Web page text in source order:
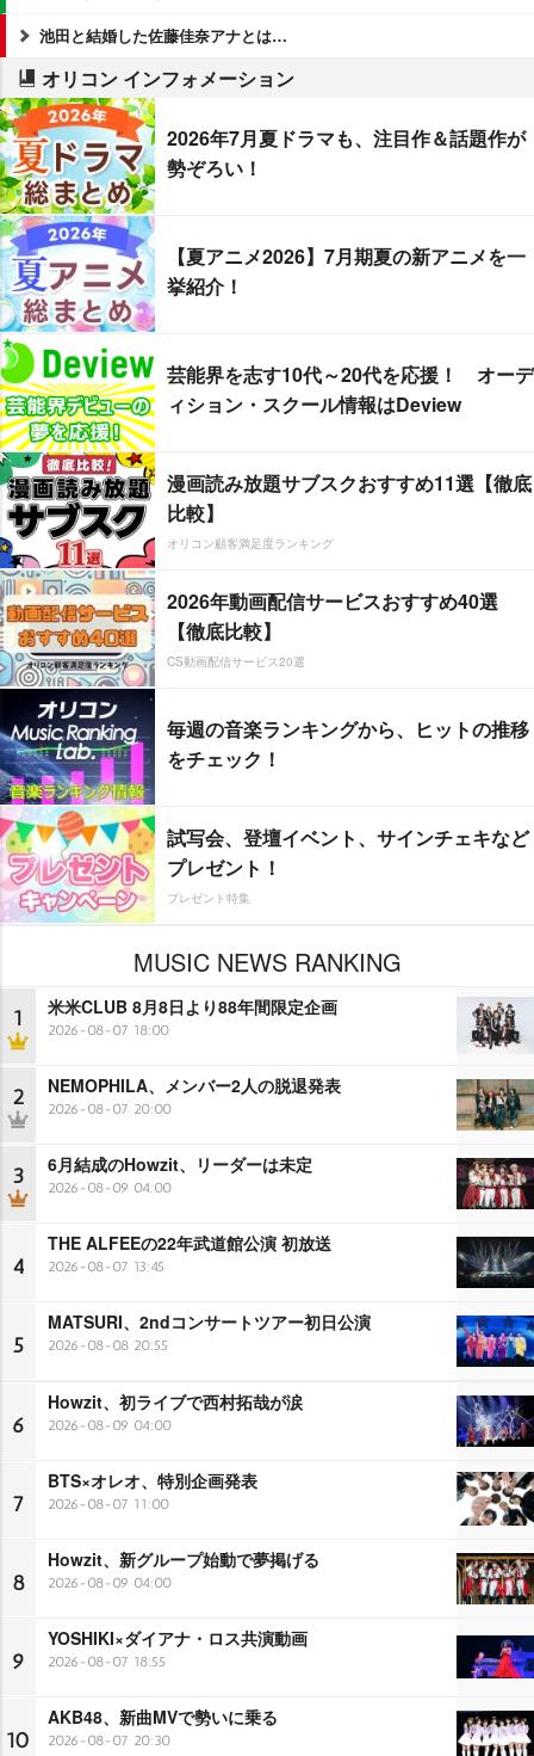
池田と結婚した佐藤佳奈アナとは…
オリコン インフォメーション
2026年7月夏ドラマも、注目作＆話題作が
勢ぞろい！
【夏アニメ2026】7月期夏の新アニメを一
挙紹介！
芸能界を志す10代～20代を応援！ オーデ
ィション・スクール情報はDeview
漫画読み放題サブスクおすすめ11選【徹底
比較】
オリコン顧客満足度ランキング
2026年動画配信サービスおすすめ40選
【徹底比較】
CS動画配信サービス20選
毎週の音楽ランキングから、ヒットの推移
をチェック！
試写会、登壇イベント、サインチェキなど
プレゼント！
プレゼント特集
MUSIC NEWS RANKING
1 米米CLUB 8月8日より88年間限定企画
2026-08-07 18:00
2 NEMOPHILA、メンバー2人の脱退発表
2026-08-07 20:00
3 6月結成のHowzit、リーダーは未定
2026-08-09 04:00
4
THE ALFEEの22年武道館公演 初放送
2026-08-07 13:45
5
MATSURI、2ndコンサートツアー初日公演
2026-08-08 20:55
6
Howzit、初ライブで西村拓哉が涙
2026-08-09 04:00
7
BTS×オレオ、特別企画発表
2026-08-07 11:00
8
Howzit、新グループ始動で夢掲げる
2026-08-09 04:00
9
YOSHIKI×ダイアナ・ロス共演動画
2026-08-07 18:55
10
AKB48、新曲MVで勢いに乗る
2026-08-07 20:30